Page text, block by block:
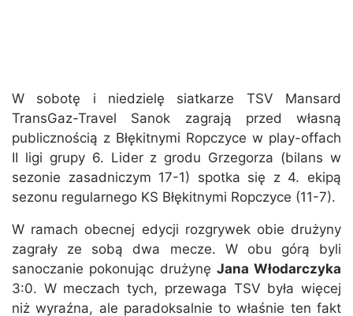
W sobotę i niedzielę siatkarze TSV Mansard
TransGaz-Travel Sanok zagrają przed własną
publicznością z Błękitnymi Ropczyce w play-offach
II ligi grupy 6. Lider z grodu Grzegorza (bilans w
sezonie zasadniczym 17-1) spotka się z 4. ekipą
sezonu regularnego KS Błękitnymi Ropczyce (11-7).
W ramach obecnej edycji rozgrywek obie drużyny
zagrały ze sobą dwa mecze. W obu górą byli
sanoczanie pokonując drużynę Jana Włodarczyka
3:0. W meczach tych, przewaga TSV była więcej
niż wyraźna, ale paradoksalnie to właśnie ten fakt